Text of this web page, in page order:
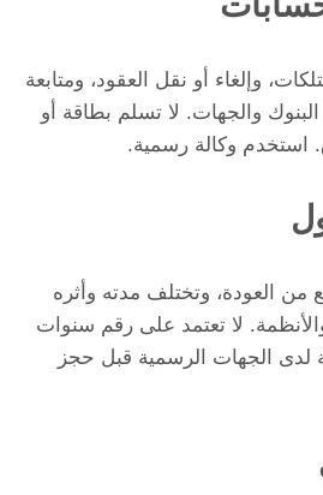
وإلغاء أو نقل العقود، ومتابعة
والجهات. لا تسلم بطاقة أو
وكالة رسمية.
من العودة، وتختلف مدته وأثره
لا تعتمد على رقم سنوات
لدى الجهات الرسمية قبل حجز